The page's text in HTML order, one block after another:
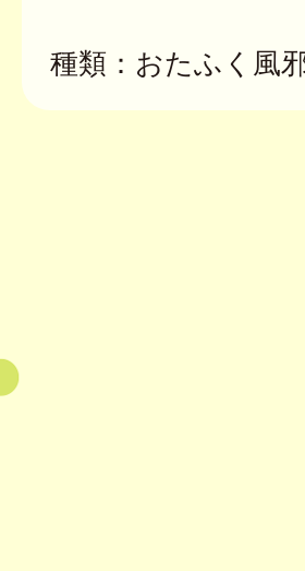
種類：おたふく風